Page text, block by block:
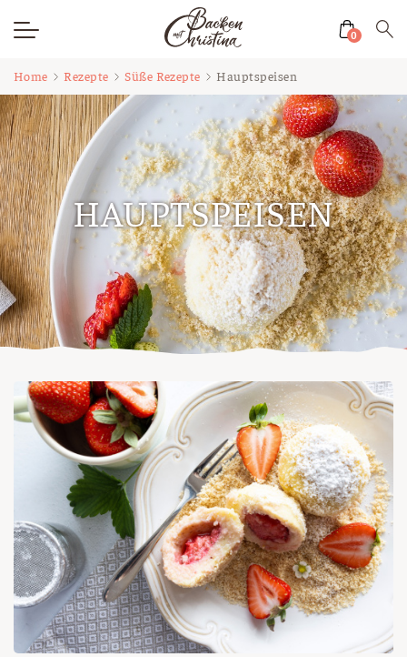
springen
0
Home Rezepte Süße Rezepte Hauptspeisen
HAUPTSPEISEN